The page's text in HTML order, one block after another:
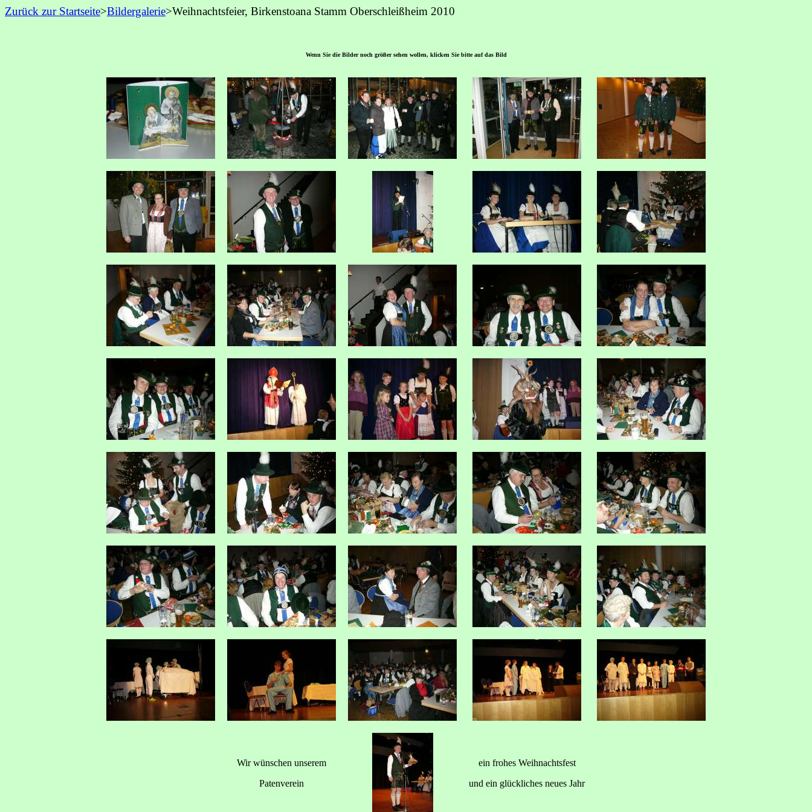
Zurück zur Startseite>Bildergalerie>Weihnachtsfeier, Birkenstoana Stamm Oberschleißheim 2010
Wenn Sie die Bilder noch größer sehen wollen, klicken Sie bitte auf das Bild
Wir wünschen unserem
Patenverein
ein frohes Weihnachtsfest
und ein glückliches neues Jahr